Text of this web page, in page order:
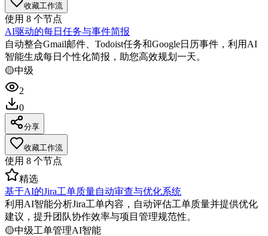
收藏工作流
使用 8 个节点
AI驱动的每日任务与事件简报
自动整合Gmail邮件、Todoist任务和Google日历事件，利用AI
智能生成每日个性化简报，助您高效规划一天。
🟡中级
2
0
分享
收藏工作流
使用 8 个节点
精选
基于AI的Jira工单质量自动审查与优化系统
利用AI智能分析Jira工单内容，自动评估工单质量并提供优化
建议，提升团队协作效率与项目管理规范性。
🟡中级工单管理AI智能